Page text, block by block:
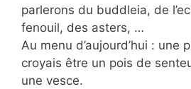
parlerons du buddleia, de
fenouil, des asters, …
Au menu d’aujourd’hui : une
croyais être un pois de
une vesce.